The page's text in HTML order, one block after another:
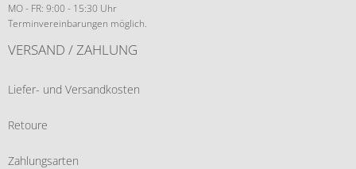
MO - FR: 9:00 - 15:30 Uhr
Terminvereinbarungen möglich.
VERSAND / ZAHLUNG
Liefer- und Versandkosten
Retoure
Zahlungsarten